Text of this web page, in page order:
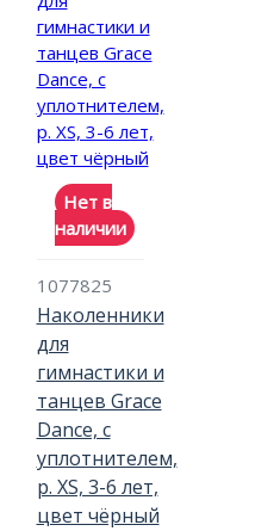
Нет в
наличии
1077825
Наколенники
для
гимнастики и
танцев Grace
Dance, с
уплотнителем,
р. XS, 3-6 лет,
цвет чёрный